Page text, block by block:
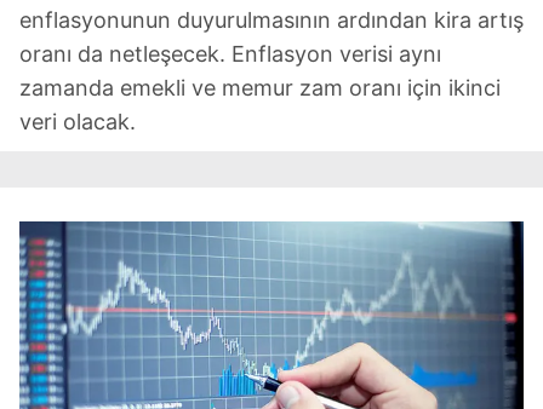
enflasyonunun duyurulmasının ardından kira artış
oranı da netleşecek. Enflasyon verisi aynı
zamanda emekli ve memur zam oranı için ikinci
veri olacak.